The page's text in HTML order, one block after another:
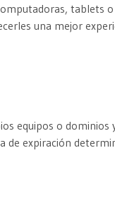
tablets
una mejor
equipos o dominios
expiración